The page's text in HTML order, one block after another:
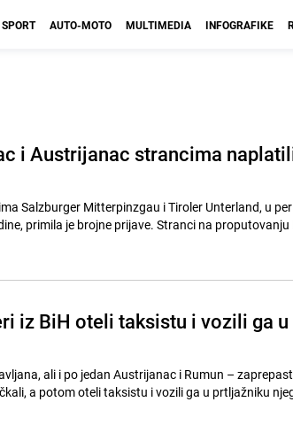
SPORT AUTO-MOTO MULTIMEDIA INFOGRAFIKE
i Austrijanac strancima
Salzburger Mitterpinzgau i Tiroler Unterland, u
prijave. Stranci na proputovanju kroz
iz BiH oteli taksistu i vozili ga u
ali i po jedan Austrijanac i Rumun –
a potom oteli taksistu i vozili ga u prtljažniku